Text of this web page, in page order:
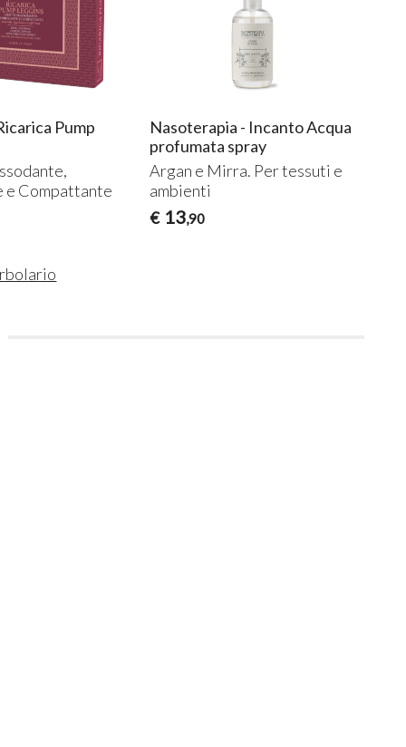
Pump
e Compattante
Nasoterapia - Incanto Acqua
profumata spray
Argan e Mirra. Per tessuti e
ambienti
€ 13,90